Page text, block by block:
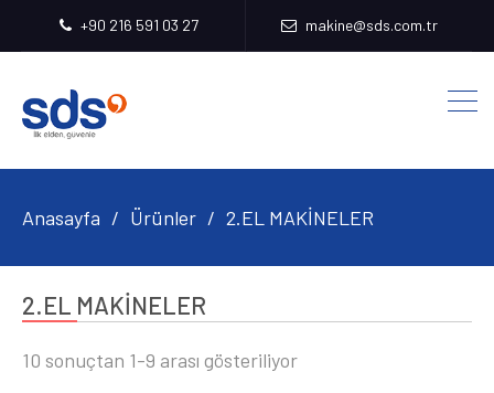
+90 216 591 03 27 makine@sds.com.tr
Anasayfa Ürünler 2.EL MAKİNELER
2.EL MAKİNELER
10 sonuçtan 1-9 arası gösteriliyorEn